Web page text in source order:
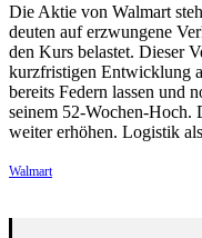
Die Aktie von Walmart
deuten auf erzwungene
den Kurs belastet. Dieser
kurzfristigen Entwicklung
bereits Federn lassen und
seinem 52-Wochen-
weiter erhöhen. Logistik
Walmart